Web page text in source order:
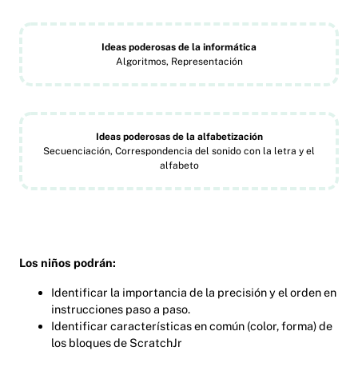
Ideas poderosas de la informática
Algoritmos, Representación
Ideas poderosas de la alfabetización
Secuenciación, Correspondencia del sonido con la letra y el
alfabeto
Los niños podrán:
Identificar la importancia de la precisión y el orden en
instrucciones paso a paso.
Identificar características en común (color, forma) de
los bloques de ScratchJr